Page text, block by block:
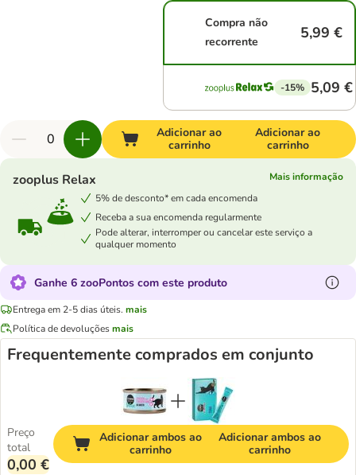
Compra não
recorrente
5,99 €
-15% 5,09 €
Adicionar ao
carrinho
Adicionar ao
carrinho
zooplus Relax
Mais informação
5% de desconto* em cada encomenda
Receba a sua encomenda regularmente
Pode alterar, interromper ou cancelar este serviço a
qualquer momento
Ganhe 6 zooPontos com este produto
Entrega em 2-5 dias úteis. mais
Política de devoluçõesmais
Frequentemente comprados em conjunto
Preço
total
0,00 €
Adicionar ambos ao
carrinho
Adicionar ambos ao
carrinho